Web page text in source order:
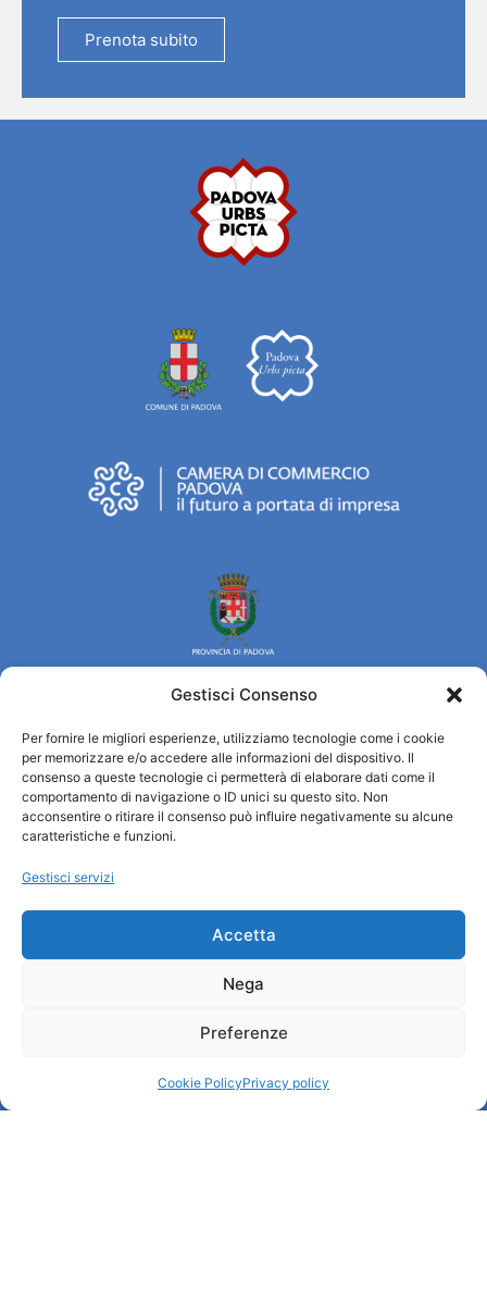
Gestisci Consenso
Per fornire le migliori esperienze, utilizziamo tecnologie come i cookie
per memorizzare e/o accedere alle informazioni del dispositivo. Il
consenso a queste tecnologie ci permetterà di elaborare dati come il
comportamento di navigazione o ID unici su questo sito. Non
acconsentire o ritirare il consenso può influire negativamente su alcune
caratteristiche e funzioni.
Gestisci servizi
Accetta
Nega
Preferenze
Cookie PolicyPrivacy policy
Prenota subito
Turismo Padova
Chi siamo
Informazioni e Accoglienza Turistica/IAT
Cookie Policy
Amministrazione trasparente